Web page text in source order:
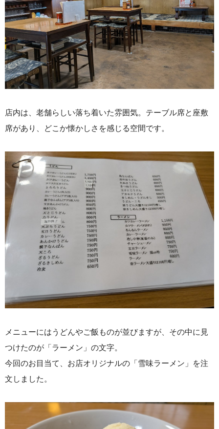
店内は、老舗らしい落ち着いた雰囲気。テーブル席と座敷
席があり、どこか懐かしさを感じる空間です。
メニューにはうどんやご飯ものが並びますが、その中に見
つけたのが「ラーメン」の文字。
今回のお目当て、お店オリジナルの「雪味ラーメン」を注
文しました。